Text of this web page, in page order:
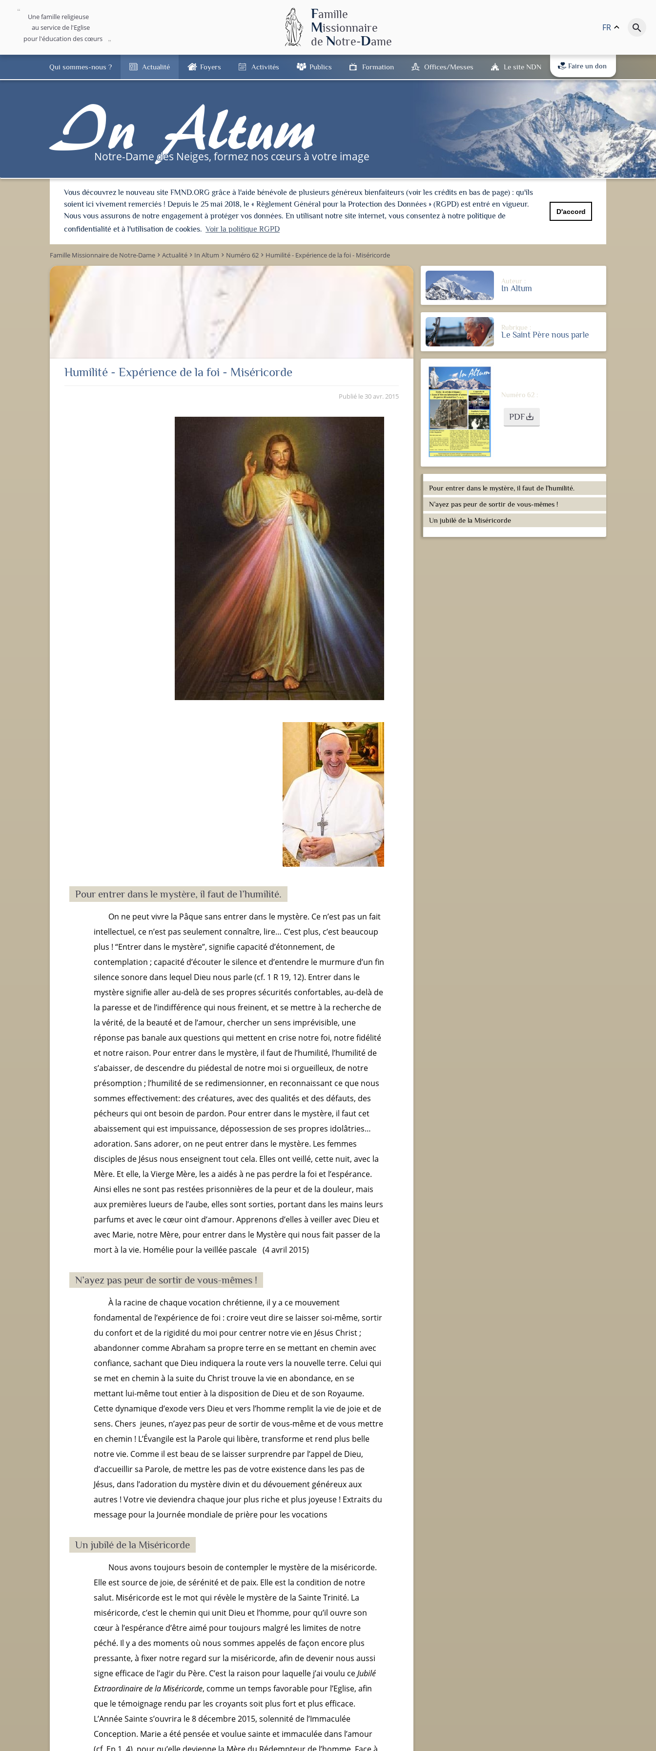
Une famille religieuse
au service de l'Eglise
pour l'éducation des cœurs
Famille
Missionnaire
de Notre-Dame
FR keyboard_arrow_up search
Qui sommes-nous ? Actualité Foyers Activités Publics Formation Offices/Messes Le site NDN Faire un don
In Altum
Notre-Dame des Neiges, formez nos cœurs à votre image
Vous découvrez le nouveau site FMND.ORG grâce à l'aide bénévole de plusieurs généreux bienfaiteurs (voir les crédits en bas de page) : qu'ils
soient ici vivement remerciés ! Depuis le 25 mai 2018, le « Règlement Général pour la Protection des Données » (RGPD) est entré en vigueur.
Nous vous assurons de notre engagement à protéger vos données. En utilisant notre site internet, vous consentez à notre politique de
confidentialité et à l'utilisation de cookies. Voir la politique RGPD
D'accord
Famille Missionnaire de Notre-Dame keyboard_arrow_right Actualité keyboard_arrow_right In Altum keyboard_arrow_right Numéro 62 keyboard_arrow_right Humilité - Expérience de la foi - Miséricorde
Humilité - Expérience de la foi - Miséricorde
Publié le 30 avr. 2015
Pour entrer dans le mystère, il faut de l’humilité.
On ne peut vivre la Pâque sans entrer dans le mystère. Ce n’est pas un fait
intellectuel, ce n’est pas seulement connaître, lire… C’est plus, c’est beaucoup
plus ! “Entrer dans le mystère”, signifie capacité d’étonnement, de
contemplation ; capacité d’écouter le silence et d’entendre le murmure d’un fin
silence sonore dans lequel Dieu nous parle (cf. 1 R 19, 12). Entrer dans le
mystère signifie aller au-delà de ses propres sécurités confortables, au-delà de
la paresse et de l’indifférence qui nous freinent, et se mettre à la recherche de
la vérité, de la beauté et de l’amour, chercher un sens imprévisible, une
réponse pas banale aux questions qui mettent en crise notre foi, notre fidélité
et notre raison. Pour entrer dans le mystère, il faut de l’humilité, l’humilité de
s’abaisser, de descendre du piédestal de notre moi si orgueilleux, de notre
présomption ; l’humilité de se redimensionner, en reconnaissant ce que nous
sommes effectivement: des créatures, avec des qualités et des défauts, des
pécheurs qui ont besoin de pardon. Pour entrer dans le mystère, il faut cet
abaissement qui est impuissance, dépossession de ses propres idolâtries…
adoration. Sans adorer, on ne peut entrer dans le mystère. Les femmes
disciples de Jésus nous enseignent tout cela. Elles ont veillé, cette nuit, avec la
Mère. Et elle, la Vierge Mère, les a aidés à ne pas perdre la foi et l’espérance.
Ainsi elles ne sont pas restées prisonnières de la peur et de la douleur, mais
aux premières lueurs de l’aube, elles sont sorties, portant dans les mains leurs
parfums et avec le cœur oint d’amour. Apprenons d’elles à veiller avec Dieu et
avec Marie, notre Mère, pour entrer dans le Mystère qui nous fait passer de la
mort à la vie. Homélie pour la veillée pascale (4 avril 2015)
N’ayez pas peur de sortir de vous-mêmes !
À la racine de chaque vocation chrétienne, il y a ce mouvement
fondamental de l’expérience de foi : croire veut dire se laisser soi-même, sortir
du confort et de la rigidité du moi pour centrer notre vie en Jésus Christ ;
abandonner comme Abraham sa propre terre en se mettant en chemin avec
confiance, sachant que Dieu indiquera la route vers la nouvelle terre. Celui qui
se met en chemin à la suite du Christ trouve la vie en abondance, en se
mettant lui-même tout entier à la disposition de Dieu et de son Royaume.
Cette dynamique d’exode vers Dieu et vers l’homme remplit la vie de joie et de
sens. Chers jeunes, n’ayez pas peur de sortir de vous-même et de vous mettre
en chemin ! L’Évangile est la Parole qui libère, transforme et rend plus belle
notre vie. Comme il est beau de se laisser surprendre par l’appel de Dieu,
d’accueillir sa Parole, de mettre les pas de votre existence dans les pas de
Jésus, dans l’adoration du mystère divin et du dévouement généreux aux
autres ! Votre vie deviendra chaque jour plus riche et plus joyeuse ! Extraits du
message pour la Journée mondiale de prière pour les vocations
Un jubilé de la Miséricorde
Nous avons toujours besoin de contempler le mystère de la miséricorde.
Elle est source de joie, de sérénité et de paix. Elle est la condition de notre
salut. Miséricorde est le mot qui révèle le mystère de la Sainte Trinité. La
miséricorde, c’est le chemin qui unit Dieu et l’homme, pour qu’il ouvre son
cœur à l’espérance d’être aimé pour toujours malgré les limites de notre
péché. Il y a des moments où nous sommes appelés de façon encore plus
pressante, à fixer notre regard sur la miséricorde, afin de devenir nous aussi
signe efficace de l’agir du Père. C’est la raison pour laquelle j’ai voulu ceJubilé
Extraordinaire de la Miséricorde, comme un temps favorable pour l’Eglise, afin
que le témoignage rendu par les croyants soit plus fort et plus efficace.
L’Année Sainte s’ouvrira le 8 décembre 2015, solennité de l’Immaculée
Conception. Marie a été pensée et voulue sainte et immaculée dans l’amour
(cf. Ep 1, 4), pour qu’elle devienne la Mère du Rédempteur de l’homme. Face à
Auteur :
In Altum
Rubrique :
Le Saint Père nous parle
Numéro 62 :
PDFsave_alt
Pour entrer dans le mystère, il faut de l’humilité.
N’ayez pas peur de sortir de vous-mêmes !
Un jubilé de la Miséricorde